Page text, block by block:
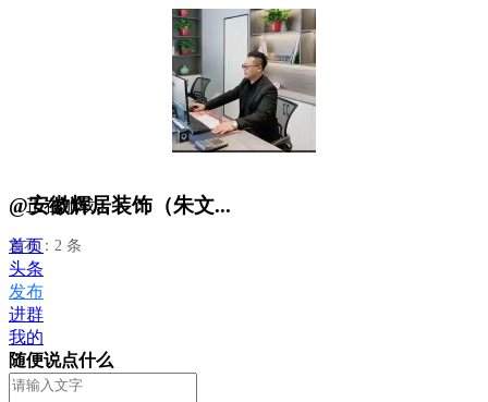
@安徽辉居装饰（朱文...
发布：2 条
正在加载...
首页
头条
发布
进群
我的
随便说点什么